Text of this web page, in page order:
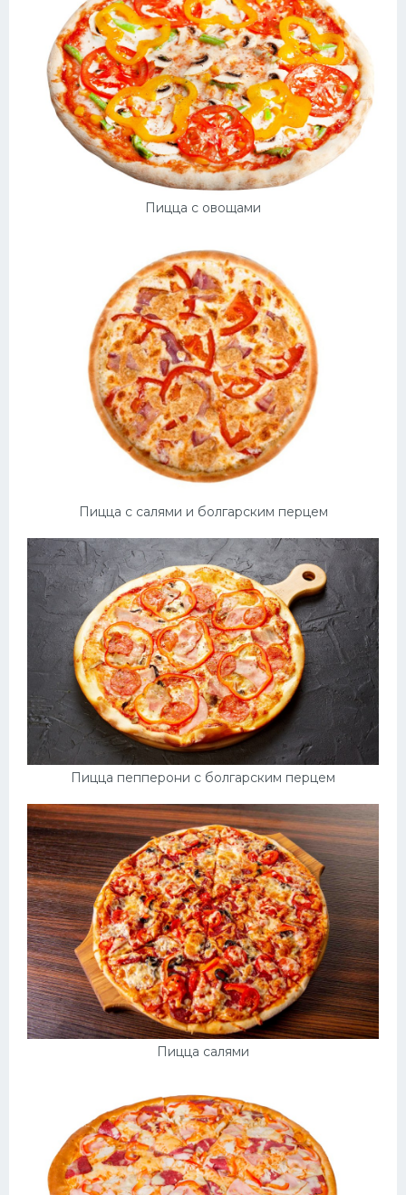
Пицца с овощами
Пицца с салями и болгарским перцем
Пицца пепперони с болгарским перцем
Пицца салями